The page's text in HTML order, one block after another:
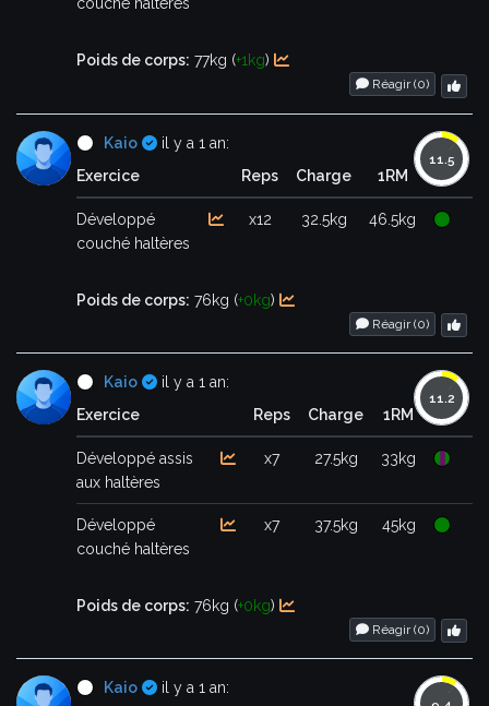
Poids de corps: 77kg (+1kg)
Réagir (0)
Kaio Certifié
il y a 1 an:
Exercice
Reps Charge 1RM
Développé
couché haltères
x12 32.5kg 46.5kg
Poids de corps: 76kg (+0kg)
Réagir (0)
Kaio Certifié
il y a 1 an:
Exercice
Reps Charge 1RM
Développé assis
aux haltères
x7 27.5kg 33kg
Développé
couché haltères
x7 37.5kg 45kg
Poids de corps: 76kg (+0kg)
Réagir (0)
Kaio Certifié
il y a 1 an: